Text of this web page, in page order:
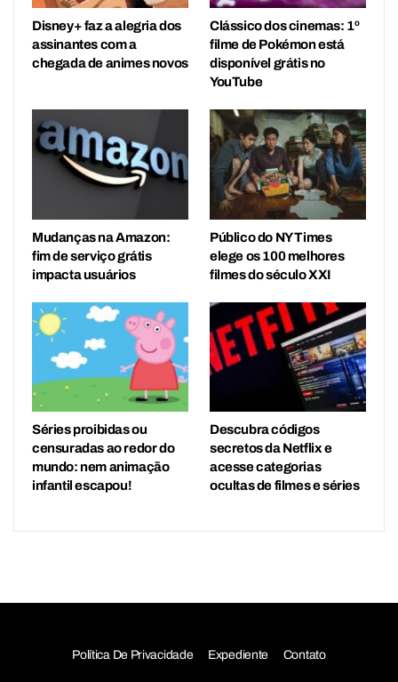
Disney+ faz a alegria dos
assinantes com a
chegada de animes novos
Clássico dos cinemas: 1º
filme de Pokémon está
disponível grátis no
YouTube
Mudanças na Amazon:
fim de serviço grátis
impacta usuários
Público do NY Times
elege os 100 melhores
filmes do século XXI
Séries proibidas ou
censuradas ao redor do
mundo: nem animação
infantil escapou!
Descubra códigos
secretos da Netflix e
acesse categorias
ocultas de filmes e séries
Política De Privacidade Expediente Contato